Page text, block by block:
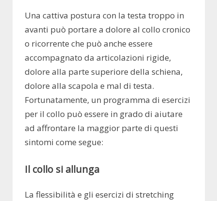
Una cattiva postura con la testa troppo in
avanti può portare a dolore al collo cronico
o ricorrente che può anche essere
accompagnato da articolazioni rigide,
dolore alla parte superiore della schiena,
dolore alla scapola e mal di testa.
Fortunatamente, un programma di esercizi
per il collo può essere in grado di aiutare
ad affrontare la maggior parte di questi
sintomi come segue:
Il collo si allunga
La flessibilità e gli esercizi di stretching